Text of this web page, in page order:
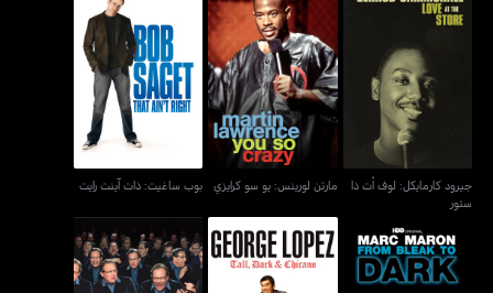
جيرود كارمايكل: لوف أت ذا
ستور
جيرود كارمايكل: لوف أت ذا
ستور
مارتن لورينس: يو سو كرايزي
مارتن لورينس: يو سو كرايزي
بوب ساغيت: ذات آينت رايت
بوب ساغيت: ذات آينت رايت